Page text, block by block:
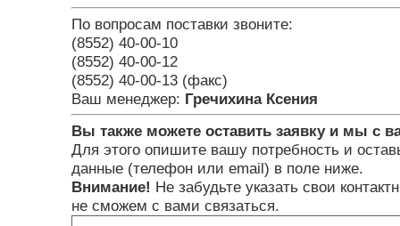
По вопросам поставки звоните:
(8552) 40-00-10
(8552) 40-00-12
(8552) 40-00-13 (факс)
Ваш менеджер: Гречихина Ксения
Вы также можете оставить заявку и мы с
Для этого опишите вашу потребность и
данные (телефон или email) в поле ниже.
Внимание! Не забудьте указать свои
не сможем с вами связаться.